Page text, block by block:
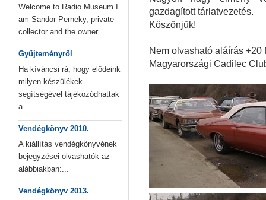
Welcome to Radio Museum I
am Sandor Perneky, private
collector and the owner...
Gyűjteményről
Ha kíváncsi rá, hogy elődeink
milyen készülékek
segítségével tájékozódhattak
a...
Vendégkönyv 2010.
A kiállítás vendégkönyvének
bejegyzései olvashatók az
alábbiakban:...
Vendégkönyv 2013.
gazdagított tárlatvezetés.
Köszönjük!
Nem olvasható aláírás +20
Magyarországi Cadilec